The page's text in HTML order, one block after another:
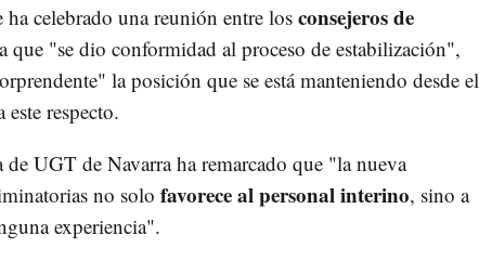
ha celebrado una reunión entre los consejeros de
que "se dio conformidad al proceso de estabilización",
la posición que se está manteniendo desde el
respecto.
de UGT de Navarra ha remarcado que "la nueva
no solo favorece al personal interino, sino a
experiencia".